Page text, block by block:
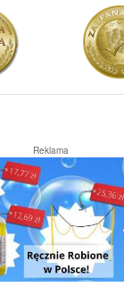
Reklama